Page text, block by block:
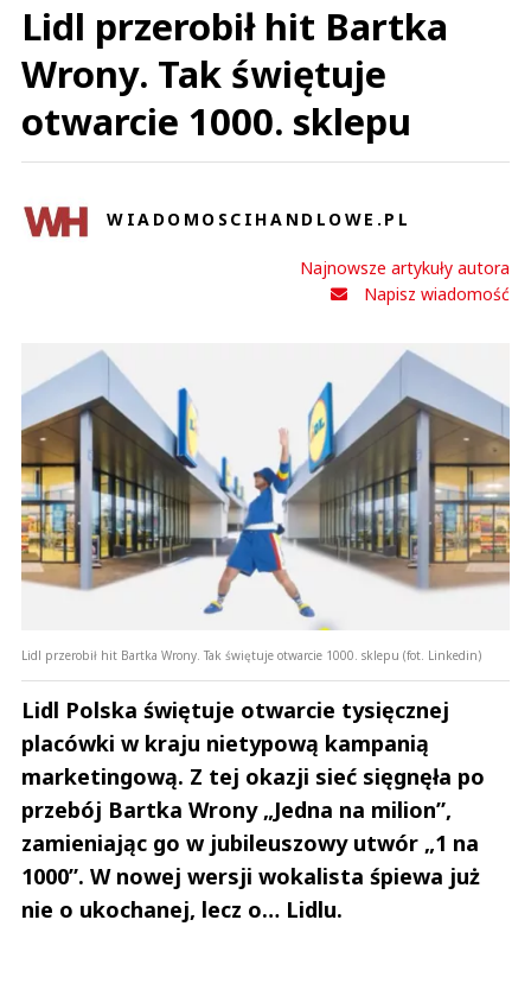
Lidl przerobił hit Bartka
Wrony. Tak świętuje
otwarcie 1000. sklepu
WIADOMOSCIHANDLOWE.PL
Najnowsze artykuły autora
Napisz wiadomość
Lidl przerobił hit Bartka Wrony. Tak świętuje otwarcie 1000. sklepu (fot. Linkedin)
Lidl Polska świętuje otwarcie tysięcznej
placówki w kraju nietypową kampanią
marketingową. Z tej okazji sieć sięgnęła po
przebój Bartka Wrony „Jedna na milion”,
zamieniając go w jubileuszowy utwór „1 na
1000”. W nowej wersji wokalista śpiewa już
nie o ukochanej, lecz o… Lidlu.